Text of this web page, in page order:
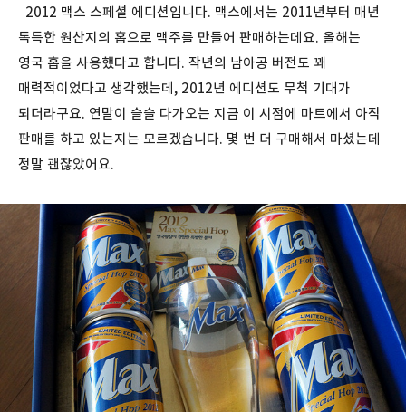
2012 맥스 스페셜 에디션입니다. 맥스에서는 2011년부터 매년
독특한 원산지의 홉으로 맥주를 만들어 판매하는데요. 올해는
영국 홉을 사용했다고 합니다. 작년의 남아공 버전도 꽤
매력적이었다고 생각했는데, 2012년 에디션도 무척 기대가
되더라구요. 연말이 슬슬 다가오는 지금 이 시점에 마트에서 아직
판매를 하고 있는지는 모르겠습니다. 몇 번 더 구매해서 마셨는데
정말 괜찮았어요.